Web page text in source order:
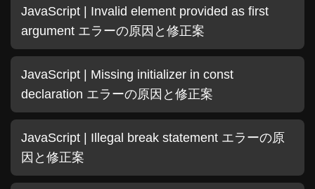
JavaScript | Invalid element provided as first
argument エラーの原因と修正案
JavaScript | Missing initializer in const
declaration エラーの原因と修正案
JavaScript | Illegal break statement エラーの原
因と修正案